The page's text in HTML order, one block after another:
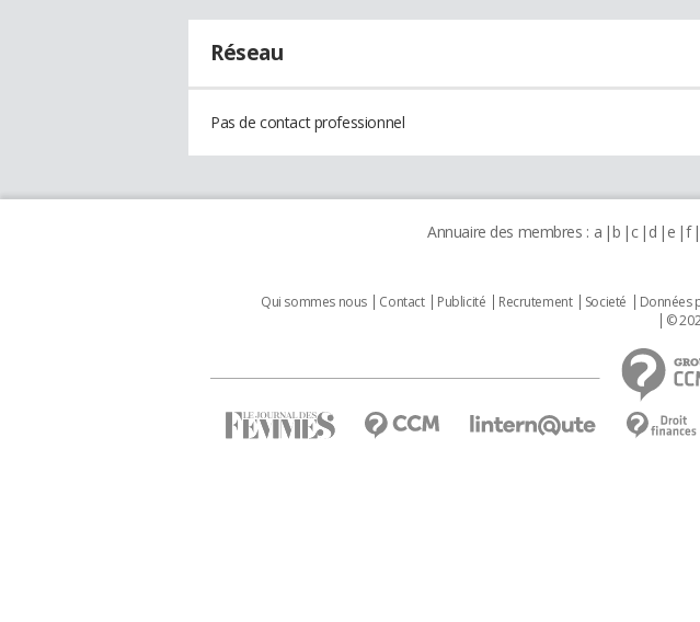
Réseau
Pas de contact professionnel
Annuaire des membres : a b c d e f
Qui sommes nous Contact Publicité Recrutement Societé Données
©